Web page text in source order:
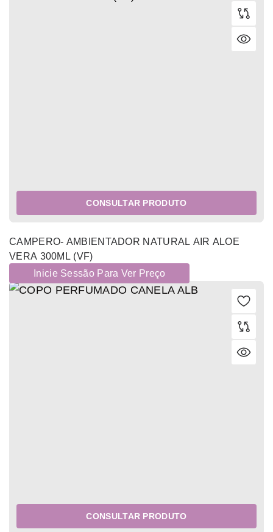
CONSULTAR PRODUTO
CAMPERO- AMBIENTADOR NATURAL AIR ALOE
VERA 300ML (VF)
Inicie Sessão Para Ver Preço
CONSULTAR PRODUTO